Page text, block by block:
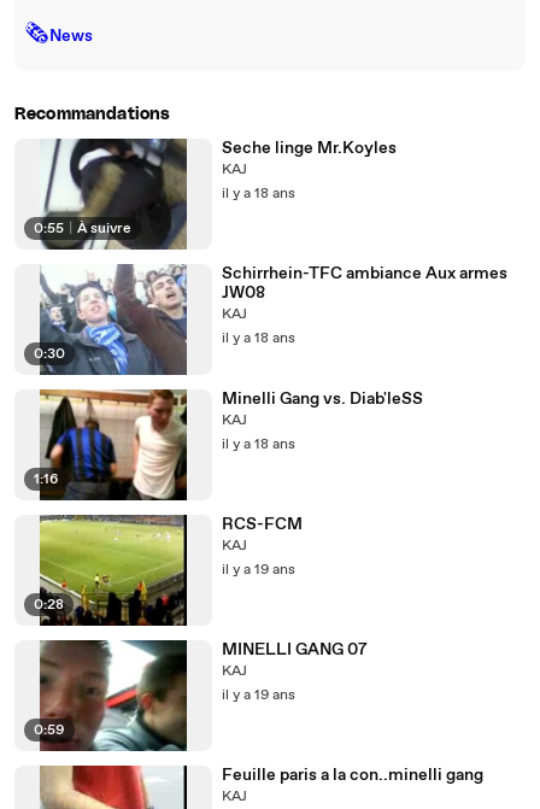
🗞News
Recommandations
0:55 À suivre
Seche linge Mr.Koyles
KAJ
il y a 18 ans
0:30
Schirrhein-TFC ambiance Aux armes
JW08
KAJ
il y a 18 ans
1:16
Minelli Gang vs. Diab'leSS
KAJ
il y a 18 ans
0:28
RCS-FCM
KAJ
il y a 19 ans
0:59
MINELLI GANG 07
KAJ
il y a 19 ans
Feuille paris a la con..minelli gang
KAJ